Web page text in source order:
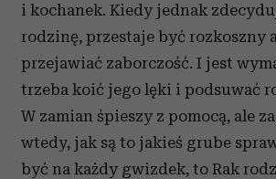
i kochanek. Kiedy jednak
rodzinę, przestaje być rozkoszny
przejawiać zaborczość. I jest
trzeba koić jego lęki i podsuwać
W zamian śpieszy z pomocą, ale
wtedy, jak są to jakieś grube
być na każdy gwizdek, to Rak